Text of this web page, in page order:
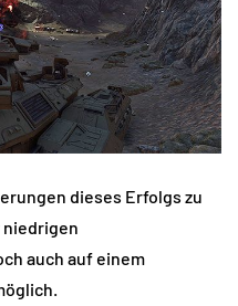
dieses Erfolgs zu
niedrigen
auch auf einem